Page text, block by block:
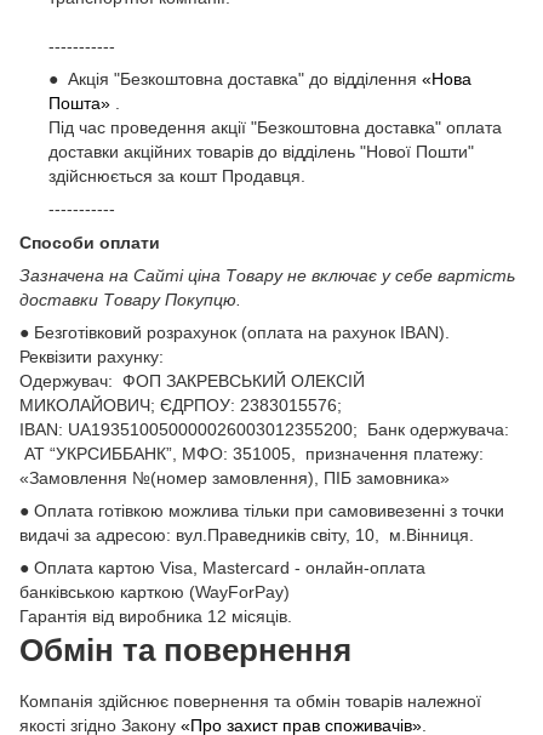
-----------
● Акція "Безкоштовна доставка" до відділення «Нова
Пошта»
Під час проведення акції "Безкоштовна доставка" оплата
доставки акційних товарів до відділень "Нової Пошти"
здійснюється за кошт Продавця.
-----------
Способи оплати
Зазначена на Сайті ціна Товару не включає у себе вартість
доставки Товару Покупцю.
● Безготівковий розрахунок (оплата на рахунок IBAN).
Реквізити рахунку:
Одержувач: ФОП ЗАКРЕВСЬКИЙ ОЛЕКСІЙ
МИКОЛАЙОВИЧ; ЄДРПОУ: 2383015576;
ІВАN: UA193510050000026003012355200; Банк одержувача:
АТ “УКРСИББАНК”, МФО: 351005, призначення платежу:
«Замовлення №(номер замовлення), ПІБ замовника»
● Оплата готівкою можлива тільки при самовивезенні з точки
видачі за адресою: вул.Праведників світу, 10, м.Вінниця.
● Оплата картою Visa, Mastercard - онлайн-оплата
банківською карткою (WayForPay)
Гарантія від виробника 12 місяців.
Обмін та повернення
Компанія здійснює повернення та обмін товарів належної
якості згідно Закону «Про захист прав споживачів»